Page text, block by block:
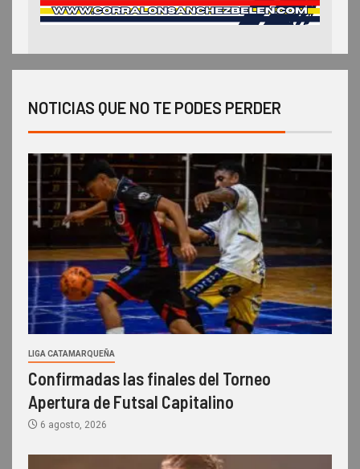
NOTICIAS QUE NO TE PODES PERDER
LIGA CATAMARQUEÑA
Confirmadas las finales del Torneo
Apertura de Futsal Capitalino
6 agosto, 2026